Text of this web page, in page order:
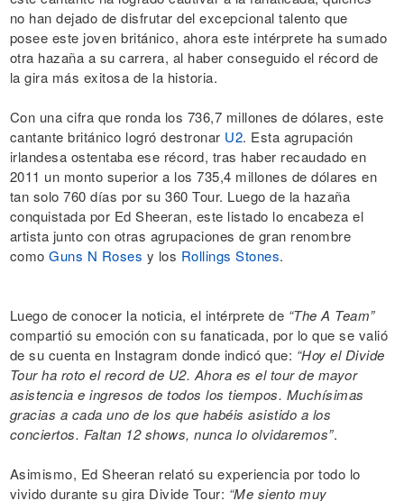
no han dejado de disfrutar del excepcional talento que
posee este joven británico, ahora este intérprete ha sumado
otra hazaña a su carrera, al haber conseguido el récord de
la gira más exitosa de la historia.
Con una cifra que ronda los 736,7 millones de dólares, este
cantante británico logró destronar U2. Esta agrupación
irlandesa ostentaba ese récord, tras haber recaudado en
2011 un monto superior a los 735,4 millones de dólares en
tan solo 760 días por su 360 Tour. Luego de la hazaña
conquistada por Ed Sheeran, este listado lo encabeza el
artista junto con otras agrupaciones de gran renombre
como Guns N Roses y los Rollings Stones.
Luego de conocer la noticia, el intérprete de “The A Team”
compartió su emoción con su fanaticada, por lo que se valió
de su cuenta en Instagram donde indicó que: “Hoy el Divide
Tour ha roto el record de U2. Ahora es el tour de mayor
asistencia e ingresos de todos los tiempos. Muchísimas
gracias a cada uno de los que habéis asistido a los
conciertos. Faltan 12 shows, nunca lo olvidaremos”.
Asimismo, Ed Sheeran relató su experiencia por todo lo
vivido durante su gira Divide Tour: “Me siento muy